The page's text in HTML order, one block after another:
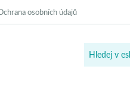
osobních údajů